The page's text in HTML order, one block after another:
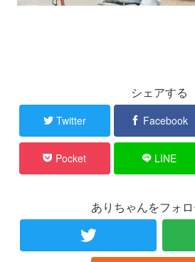
シェアする
Twitter Facebook
Pocket LINE
ありちゃんをフォ